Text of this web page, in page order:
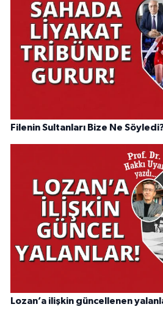
Filenin Sultanları Bize Ne
Lozan’a ilişkin güncellenen